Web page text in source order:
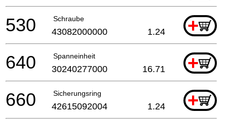
Schraube +
530 43082000000 1.24
Spanneinheit +
640 30240277000 16.71
Sicherungsring +
660 42615092004 1.24